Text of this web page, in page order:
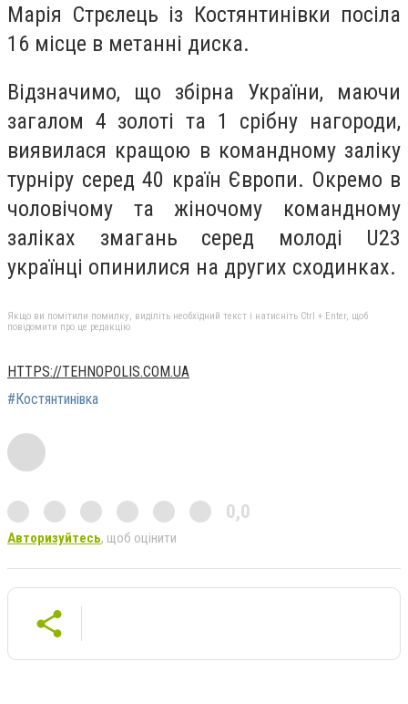
Марія Стрєлець із Костянтинівки посіла
16 місце в метанні диска.
Відзначимо, що збірна України, маючи
загалом 4 золоті та 1 срібну нагороди,
виявилася кращою в командному заліку
турніру серед 40 країн Європи. Окремо в
чоловічому та жіночому командному
заліках змагань серед молоді U23
українці опинилися на других сходинках.
Якщо ви помітили помилку, виділіть необхідний текст і натисніть Ctrl + Enter, щоб
повідомити про це редакцію
HTTPS://TEHNOPOLIS.COM.UA
#Костянтинівка
0,0
Авторизуйтесь, щоб оцінити